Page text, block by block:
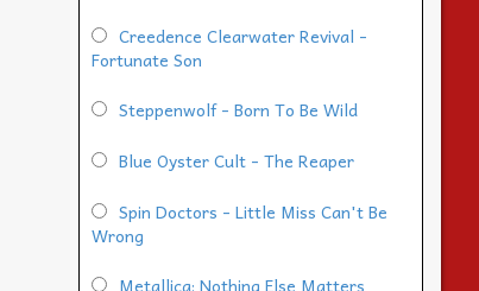
Creedence Clearwater Revival -
Fortunate Son
Steppenwolf - Born To Be Wild
Blue Oyster Cult - The Reaper
Spin Doctors - Little Miss Can't Be
Wrong
Metallica: Nothing Else Matters